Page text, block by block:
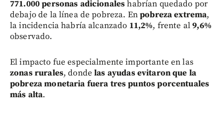
771.000 personas adicionaleshabrían quedado por
debajo de la línea de pobreza. Enpobreza extrema,
la incidencia habría alcanzado 11,2%, frente al9,6%
observado.
El impacto fue especialmente importante en las
zonas rurales, dondelas ayudas evitaron que la
pobreza monetaria fuera tres puntos porcentuales
más alta.